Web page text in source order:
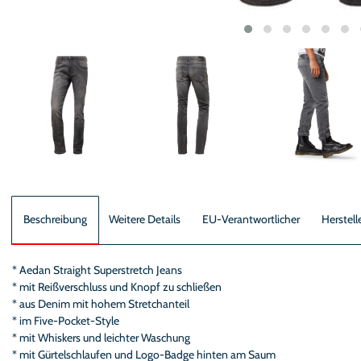
Beschreibung Weitere Details EU-Verantwortlicher
* Aedan Straight Superstretch Jeans
* mit Reißverschluss und Knopf zu schließen
* aus Denim mit hohem Stretchanteil
* im Five-Pocket-Style
* mit Whiskers und leichter Waschung
* mit Gürtelschlaufen und Logo-Badge hinten am Saum